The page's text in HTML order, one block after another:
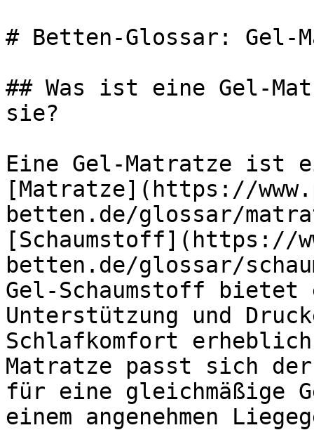
# Betten-Glossar: Gel-
## Was ist eine Gel-
sie?
Eine Gel-Matratze ist
[Matratze](https://
betten.de/glossar/
[Schaumstoff](https://
betten.de/glossar/
Gel-Schaumstoff bietet
Unterstützung und
Schlafkomfort
Matratze passt sich
für eine gleichmäßige
einem angenehmen